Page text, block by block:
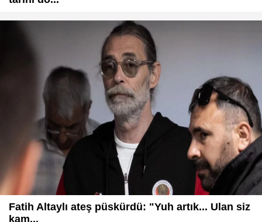
Fatih Altaylı ateş püskürdü: "Yuh artık... Ulan siz
kam...